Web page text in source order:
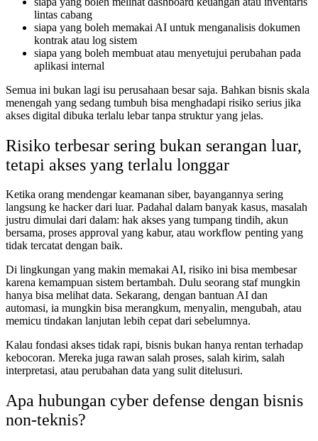
lintas cabang
siapa yang boleh memakai AI untuk menganalisis dokumen
kontrak atau log sistem
siapa yang boleh membuat atau menyetujui perubahan pada
aplikasi internal
Semua ini bukan lagi isu perusahaan besar saja. Bahkan bisnis skala
menengah yang sedang tumbuh bisa menghadapi risiko serius jika
akses digital dibuka terlalu lebar tanpa struktur yang jelas.
Risiko terbesar sering bukan serangan luar,
tetapi akses yang terlalu longgar
Ketika orang mendengar keamanan siber, bayangannya sering
langsung ke hacker dari luar. Padahal dalam banyak kasus, masalah
justru dimulai dari dalam: hak akses yang tumpang tindih, akun
bersama, proses approval yang kabur, atau workflow penting yang
tidak tercatat dengan baik.
Di lingkungan yang makin memakai AI, risiko ini bisa membesar
karena kemampuan sistem bertambah. Dulu seorang staf mungkin
hanya bisa melihat data. Sekarang, dengan bantuan AI dan
automasi, ia mungkin bisa merangkum, menyalin, mengubah, atau
memicu tindakan lanjutan lebih cepat dari sebelumnya.
Kalau fondasi akses tidak rapi, bisnis bukan hanya rentan terhadap
kebocoran. Mereka juga rawan salah proses, salah kirim, salah
interpretasi, atau perubahan data yang sulit ditelusuri.
Apa hubungan cyber defense dengan bisnis
non-teknis?